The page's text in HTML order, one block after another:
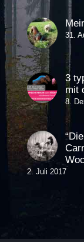
31.
3
mit
8.
2. Juli 2017